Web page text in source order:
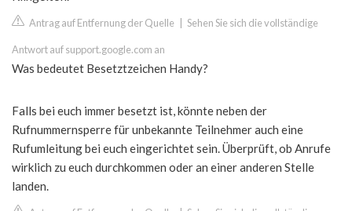
Antrag auf Entfernung der Quelle Sehen Sie sich die vollständige
Antwort auf support.google.com an
Was bedeutet Besetztzeichen Handy?
Falls bei euch immer besetzt ist, könnte neben der
Rufnummernsperre für unbekannte Teilnehmer auch eine
Rufumleitung bei euch eingerichtet sein. Überprüft, ob Anrufe
wirklich zu euch durchkommen oder an einer anderen Stelle
landen.